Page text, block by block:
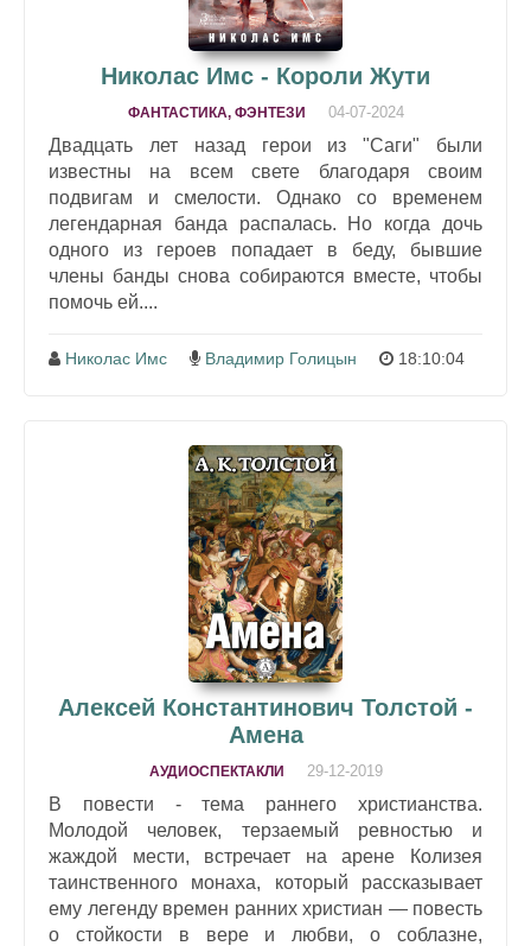
Николас Имс - Короли Жути
ФАНТАСТИКА, ФЭНТЕЗИ 04-07-2024
Двадцать лет назад герои из "Саги" были
известны на всем свете благодаря своим
подвигам и смелости. Однако со временем
легендарная банда распалась. Но когда дочь
одного из героев попадает в беду, бывшие
члены банды снова собираются вместе, чтобы
помочь ей....
Николас Имс Владимир Голицын 18:10:04
Алексей Константинович Толстой -
Амена
АУДИОСПЕКТАКЛИ 29-12-2019
В повести - тема раннего христианства.
Молодой человек, терзаемый ревностью и
жаждой мести, встречает на арене Колизея
таинственного монаха, который рассказывает
ему легенду времен ранних христиан — повесть
о стойкости в вере и любви, о соблазне,